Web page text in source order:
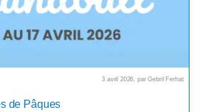
de Pâques
3 avril 2026, par Gebril Ferhat